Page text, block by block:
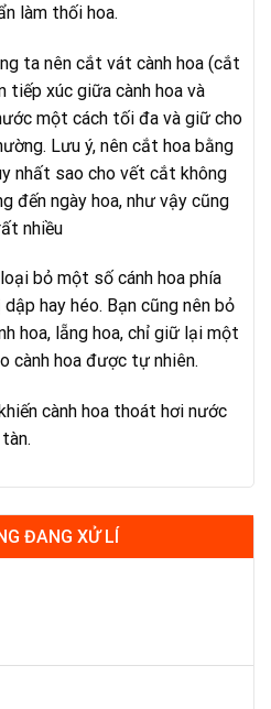
làm thối hoa.
ta nên cắt vát cành hoa (cắt
xúc giữa cành hoa và
một cách tối đa và giữ cho
Lưu ý, nên cắt hoa bằng
nhất sao cho vết cắt không
đến ngày hoa, như vậy cũng
nhiều
bỏ một số cánh hoa phía
hay héo. Bạn cũng nên bỏ
hoa, lẵng hoa, chỉ giữ lại một
cành hoa được tự nhiên.
cành hoa thoát hơi nước
ĐANG XỬ LÍ